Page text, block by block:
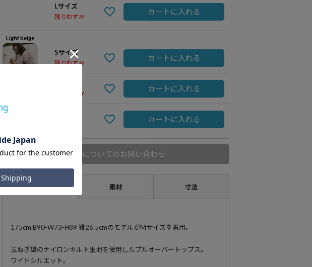
Lサイズ
残りわずか
カートに入れる
Light beige
Sサイズ
残りわずか
カートに入れる
残りわずか
カートに入れる
カートに入れる
商品についてのお問い合わせ
アイテム説明 素材 寸法
175cm B90-W73-H89 靴26.5cmのモデルがMサイズを着用。
玉ねぎ型のナイロンキルト生地を使用したプルオーバートップス。
ワイドシルエット。